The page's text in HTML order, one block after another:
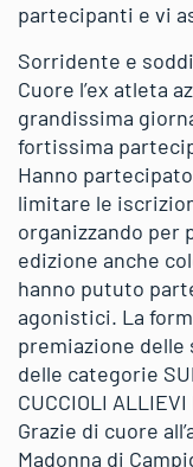
partecipanti e vi
Sorridente e
Cuore l’ex atleta
grandissima
fortissima
Hanno
limitare le
organizzando per
edizione anche
hanno pututo
agonistici. La
premiazione delle
delle categorie
CUCCIOLI
Grazie di cuore
Madonna di